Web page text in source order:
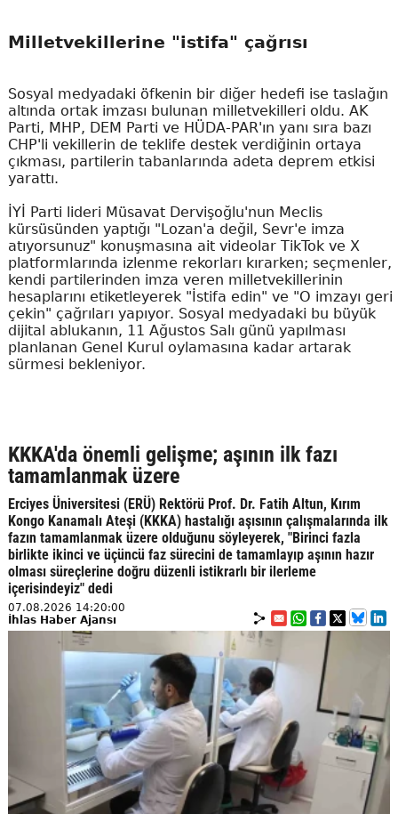
Milletvekillerine "istifa" çağrısı
Sosyal medyadaki öfkenin bir diğer hedefi ise taslağın
altında ortak imzası bulunan milletvekilleri oldu. AK
Parti, MHP, DEM Parti ve HÜDA-PAR'ın yanı sıra bazı
CHP'li vekillerin de teklife destek verdiğinin ortaya
çıkması, partilerin tabanlarında adeta deprem etkisi
yarattı.
İYİ Parti lideri Müsavat Dervişoğlu'nun Meclis
kürsüsünden yaptığı "Lozan'a değil, Sevr'e imza
atıyorsunuz" konuşmasına ait videolar TikTok ve X
platformlarında izlenme rekorları kırarken; seçmenler,
kendi partilerinden imza veren milletvekillerinin
hesaplarını etiketleyerek "İstifa edin" ve "O imzayı geri
çekin" çağrıları yapıyor. Sosyal medyadaki bu büyük
dijital ablukanın, 11 Ağustos Salı günü yapılması
planlanan Genel Kurul oylamasına kadar artarak
sürmesi bekleniyor.
KKKA'da önemli gelişme; aşının ilk fazı
tamamlanmak üzere
Erciyes Üniversitesi (ERÜ) Rektörü Prof. Dr. Fatih Altun, Kırım
Kongo Kanamalı Ateşi (KKKA) hastalığı aşısının çalışmalarında ilk
fazın tamamlanmak üzere olduğunu söyleyerek, "Birinci fazla
birlikte ikinci ve üçüncü faz sürecini de tamamlayıp aşının hazır
olması süreçlerine doğru düzenli istikrarlı bir ilerleme
içerisindeyiz" dedi
07.08.2026 14:20:00
İhlas Haber Ajansı